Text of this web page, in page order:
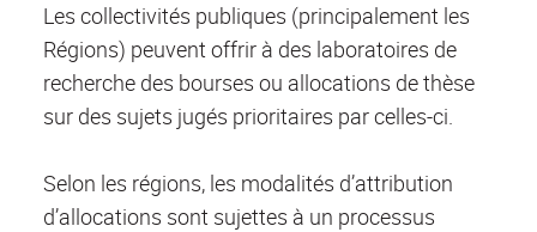
Les collectivités publiques (principalement les
Régions) peuvent offrir à des laboratoires de
recherche des bourses ou allocations de thèse
sur des sujets jugés prioritaires par celles-ci.
Selon les régions, les modalités d’attribution
d’allocations sont sujettes à un processus